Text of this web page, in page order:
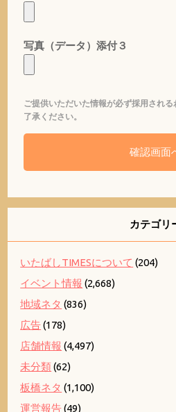
写真（データ）添付３
ご提供いただいた情報が必ず採用され
了承ください。
カテゴリ
いたばしTIMESについて (204)
イベント情報 (2,668)
地域ネタ (836)
広告(178)
店舗情報 (4,497)
未分類(62)
板橋ネタ (1,100)
運営報告(49)